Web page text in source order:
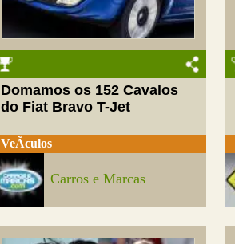
Domamos os 152 Cavalos
do Fiat Bravo T-Jet
VeÃ­culos
Carros e Marcas